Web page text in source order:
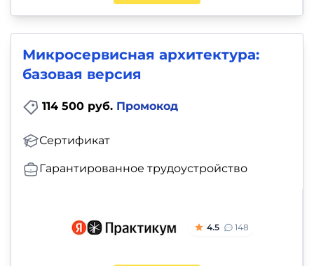
Микросервисная архитектура:
базовая версия
114 500 руб. Промокод
Сертификат
Гарантированное трудоустройство
4.5 148